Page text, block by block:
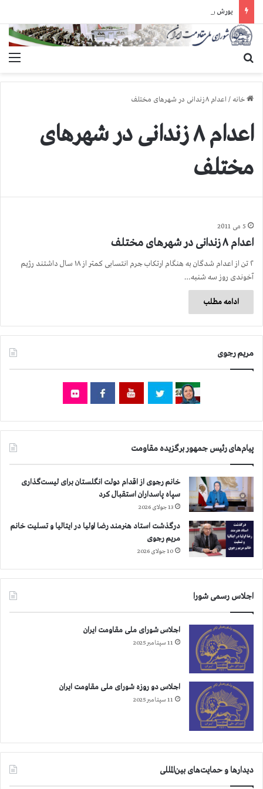
خانه / اعدام ۸ زندانی در شهرهای مختلف
اعدام ۸ زندانی در شهرهای
مختلف
5 می 2011
اعدام ۸ زندانی در شهرهای مختلف
۲ تن از اعدام شدگان به هنگام ارتکاب جرم انتسابی کمتر از ۱۸ سال داشتند رژیم
آخوندی روز سه شنبه…
ادامه مطلب
مریم رجوی
پیام‌های رئیس جمهور برگزیده مقاومت
خانم رجوی از اقدام دولت انگلستان برای لیست‌گذاری
سپاه پاسداران استقبال کرد
13 جولای 2026
درگذشت استاد هنرمند رضا اولیا در ایتالیا و تسلیت خانم
مریم رجوی
10 جولای 2026
اجلاس رسمی شورا
اجلاس شورای ملی مقاومت ایران
11 سپتامبر 2025
اجلاس دو روزه شورای ملی مقاومت ایران
11 سپتامبر 2025
دیدارها و حمایت‌های بین‌المللی